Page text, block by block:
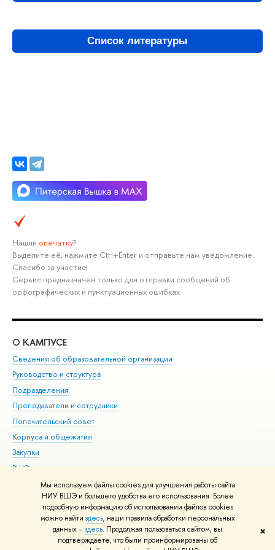
Мы используем файлы cookies для улучшения работы сайта
НИУ ВШЭ и большего удобства его использования. Более
подробную информацию об использовании файлов cookies
можно найти здесь, наши правила обработки персональных
данных –здесь. Продолжая пользоваться сайтом, вы
подтверждаете, что были проинформированы об
✖
Список литературы
Нашли опечатку?
Выделите её, нажмите Ctrl+Enter и отправьте нам уведомление.
Спасибо за участие!
Сервис предназначен только для отправки сообщений об
орфографических и пунктуационных ошибках.
О КАМПУСЕ
Сведения об образовательной организации
Руководство и структура
Подразделения
Преподаватели и сотрудники
Попечительский совет
Корпуса и общежития
Закупки
ВШЭ для студентов с ограниченными возможностями
здоровья и инвалидностью
Версия для слабовидящих
Единая платежная страница